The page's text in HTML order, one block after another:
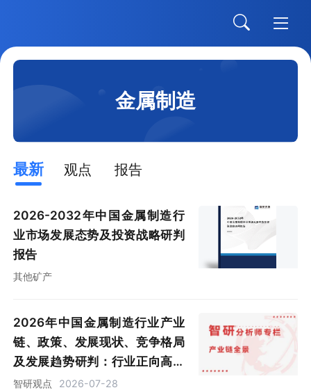
金属制造
最新 观点 报告
2026-2032年中国金属制造行
业市场发展态势及投资战略研判
报告
其他矿产
2026年中国金属制造行业产业
链、政策、发展现状、竞争格局
及发展趋势研判：行业正向高端
制造业倾斜，强化高端国产替代
智研观点 2026-07-28